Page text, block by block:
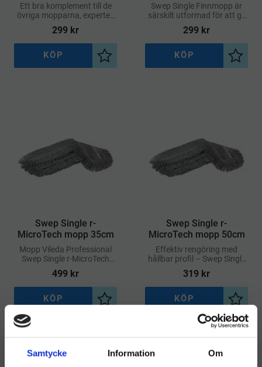
Samtycke Information Om
Ett bra komplement till de
övriga mopparna, experten
på entréer, trappor och
toaletter. 25/75 blandning
polyester/viskos
299 kr
Lägg till i önskelista
KÖP
Swep Single Finnmopp är
särskilt utformad för att ge
en ergonomisk och effektiv
städning av golvytor
299 kr
Lägg
KÖP
Swep Single r-
MicroTech mopp 35cm
​Mopp Vileda Professional
Swep Single r-MicroTech
50cm
499 kr
Lägg till i önskelista
KÖP
Swep Single r-
MicroTech mopp 50cm
Effektiv rengöring med
hållbar profil – Swep Single
r-MicroTech
319 kr
Lägg
KÖP
NYHET